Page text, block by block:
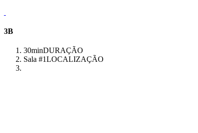
3B
30minDURAÇÃO
Sala #1LOCALIZAÇÃO